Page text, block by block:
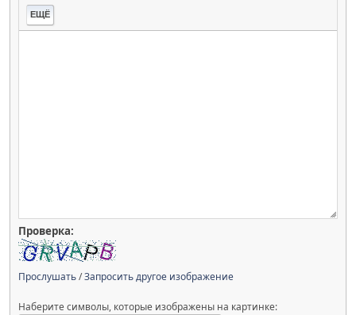
ЕЩЁ
Проверка:
Прослушать/Запросить другое изображение
Наберите символы, которые изображены на картинке: